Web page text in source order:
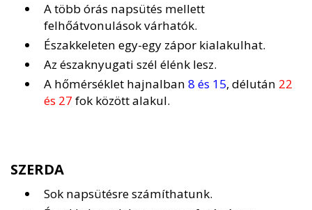
A több órás napsütés mellett
felhőátvonulások várhatók.
Északkeleten egy-egy zápor kialakulhat.
Az északnyugati szél élénk lesz.
A hőmérséklet hajnalban 8 és 15, délután 22
és 27 fok között alakul.
SZERDA
Sok napsütésre számíthatunk.